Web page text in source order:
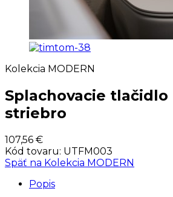
Kolekcia MODERN
Splachovacie tlačidlo
striebro
107,56 €
Kód tovaru: UTFM003
Späť na Kolekcia MODERN
Popis